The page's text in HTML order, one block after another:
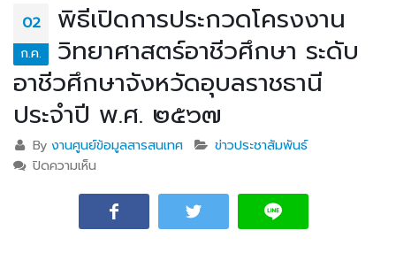
02
ก.ค.
พิธีเปิดการประกวดโครงงาน
วิทยาศาสตร์อาชีวศึกษา ระดับ
อาชีวศึกษาจังหวัดอุบลราชธานี
ประจำปี พ.ศ. ๒๕๖๗
Byงานศูนย์ข้อมูลสารสนเทศ
ข่าวประชาสัมพันธ์
ปิดความเห็น
๒๕๖๗